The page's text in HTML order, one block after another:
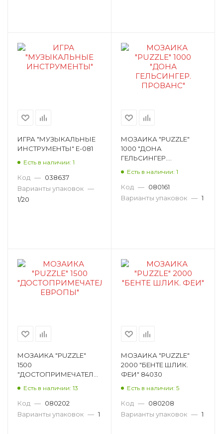
ИГРА "МУЗЫКАЛЬНЫЕ
ИНСТРУМЕНТЫ" E-081
Есть в наличии: 1
Код — 038637
Варианты упаковок —
1/20
МОЗАИКА "PUZZLE"
1000 "ДОНА
ГЕЛЬСИНГЕР.
Есть в наличии: 1
Код — 080161
Варианты упаковок — 1
МОЗАИКА "PUZZLE"
1500
"ДОСТОПРИМЕЧАТЕЛЬНОСТИ
Есть в наличии: 13
Код — 080202
Варианты упаковок — 1
МОЗАИКА "PUZZLE"
2000 "БЕНТЕ ШЛИК.
ФЕИ" 84030
Есть в наличии: 5
Код — 080208
Варианты упаковок — 1